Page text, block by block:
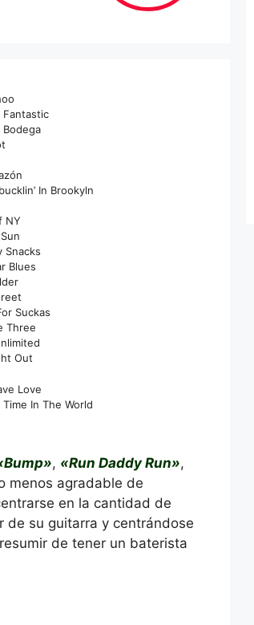
Fantastic
Bodega
In Brookyln
NY
Snacks
Blues
Suckas
Three
Out
Love
In The World
, «Run Daddy Run»,
menos agradable de
en la cantidad de
de su guitarra y centrándose
de tener un baterista